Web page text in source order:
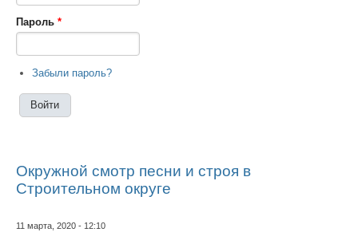
Пароль *
Забыли пароль?
Окружной смотр песни и строя в
Строительном округе
11 марта, 2020 - 12:10